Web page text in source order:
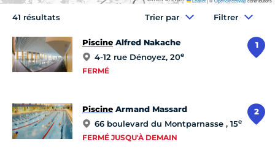
41 résultats Trier par Filtrer
1
Piscine Alfred Nakache
4-12 rue Dénoyez, 20e
FERMÉ
2
Piscine Armand Massard
66 boulevard du Montparnasse , 15e
FERMÉ JUSQU'À DEMAIN